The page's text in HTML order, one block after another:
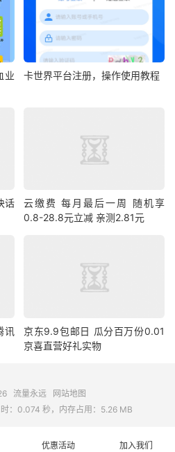
业
卡世界平台注册，操作使用教程
话
云缴费 每月最后一周 随机享
0.8-28.8元立减 亲测2.81元
讯
京东9.9包邮日 瓜分百万份0.01
京喜直营好礼实物
优惠活动 加入我们
流量永远
网站地图
：0.074 秒，内存占用：5.26 MB